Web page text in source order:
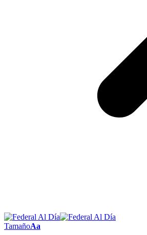
TamañoAa